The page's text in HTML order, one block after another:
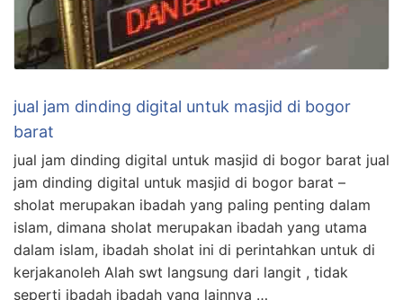
jual jam dinding digital untuk masjid di bogor
barat
jual jam dinding digital untuk masjid di bogor barat jual
jam dinding digital untuk masjid di bogor barat –
sholat merupakan ibadah yang paling penting dalam
islam, dimana sholat merupakan ibadah yang utama
dalam islam, ibadah sholat ini di perintahkan untuk di
kerjakanoleh Alah swt langsung dari langit , tidak
seperti ibadah ibadah yang lainnya …